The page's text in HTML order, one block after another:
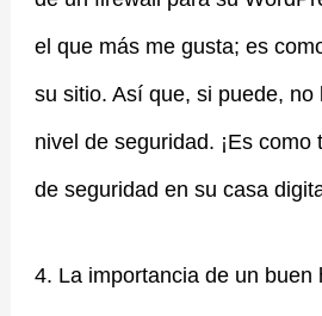
el que más me gusta; es
su sitio. Así que, si puede, no
nivel de seguridad. ¡Es como
de seguridad en su casa
4. La importancia de un buen